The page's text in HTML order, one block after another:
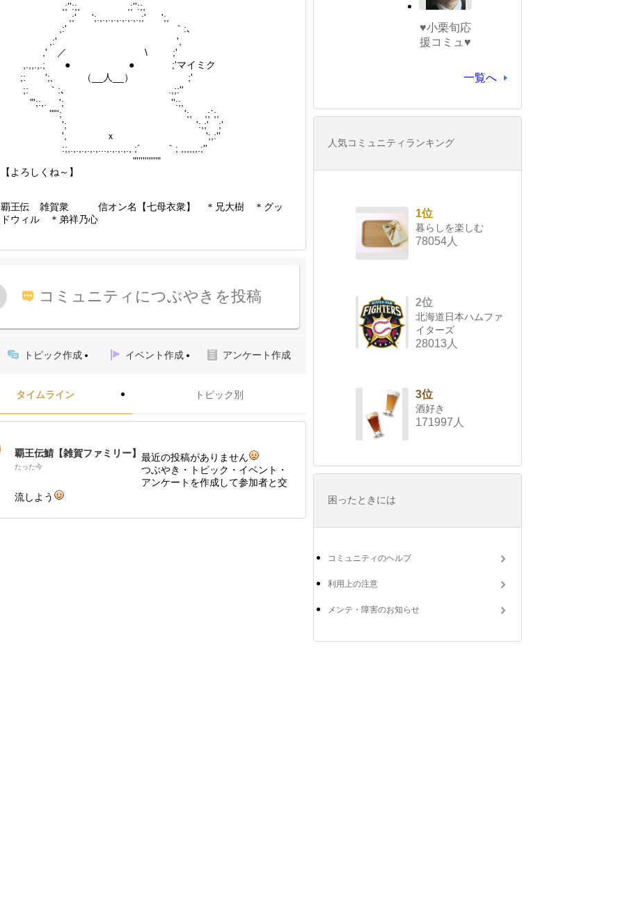
,;'':;, ,;'':;,
,;' ';.,.,.,.,.,.,.,.,;' ';,
,:' ｀:､
,:' ',
,' ／ \ ;'
,.,,.,.; ● ● ;'マイミク
;: ';, （__人__） ;'
;: ｀:､ .,;:''
"';:,. '; '':;,
'"''; ';, ,;`;,
'; ':,;' ;'
', ｘ ';,:''
:;,.,.,.,.,.,...,.,.,.,., ;´ ｀; ,,,,,,.;''
"''''''''''"
【よろしくね～】
覇王伝 雑賀衆 信オン名【七母衣衆】 ＊兄大樹 ＊グッ
ドウィル ＊弟祥乃心
コミュニティにつぶやきを投稿
トピック作成 イベント作成 アンケート作成
タイムライン トピック別
覇王伝鯖【雑賀ファミリー】
たった今
最近の投稿がありません
つぶやき・トピック・イベント・
アンケートを作成して参加者と交
流しよう
♥小栗旬応
援コミュ♥
一覧へ
人気コミュニティランキング
1位
暮らしを楽しむ
78054人
2位
北海道日本ハムファ
イターズ
28013人
3位
酒好き
171997人
困ったときには
コミュニティのヘルプ
利用上の注意
メンテ・障害のお知らせ